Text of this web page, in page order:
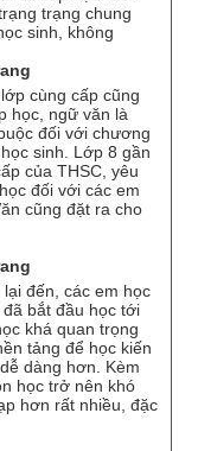
trạng chung
sinh, không
cùng cấp cũng
học, ngữ văn là
đối với chương
sinh. Lớp 8 gần
của THSC, yêu
đối với các em
cũng đặt ra cho
đến, các em học
bắt đầu học tới
khá quan trọng
tảng để học kiến
dàng hơn. Kèm
học trở nên khó
hơn rất nhiều, đặc